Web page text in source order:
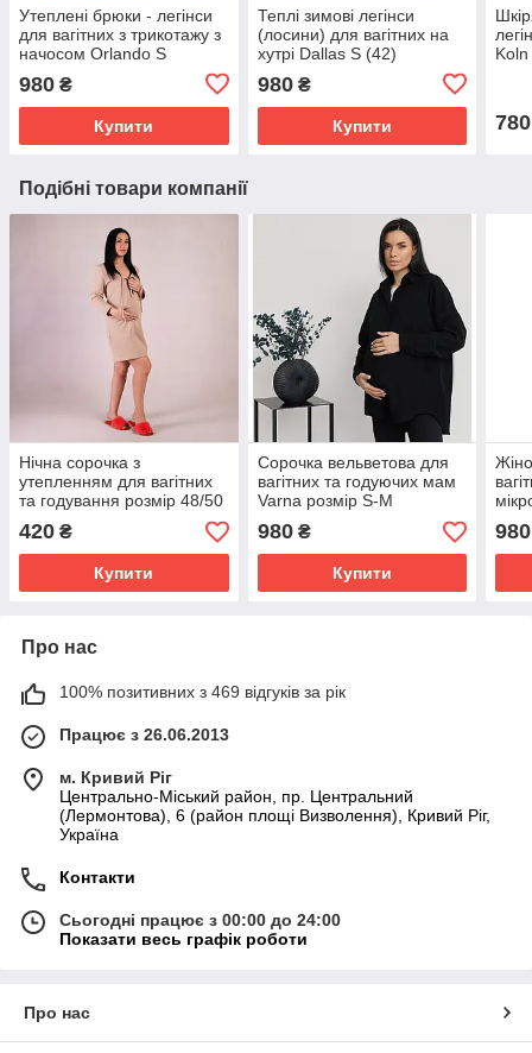
Утеплені брюки - легінси
для вагітних з трикотажу з
начосом Orlando S
980 ₴
Купити
Теплі зимові легінси
(лосини) для вагітних на
хутрі Dallas S (42)
980₴
Купити 780
Подібні товари компанії
Нічна сорочка з
утепленням для вагітних
та годування розмір 48/50
(L/XL) Крапелька Tiana
Бежевий
420 ₴
Купити
Сорочка вельветова для
вагітних та годуючих мам
Varna розмір S-М
Lullababe Чорний
980₴
Купити
980
Про нас
100% позитивних з 469 відгуків за рік
Працює з 26.06.2013
м. Кривий Ріг
Центрально-Міський район, пр. Центральний
(Лермонтова), 6 (район площі Визволення), Кривий Ріг,
Україна
Контакти
Сьогодні працює з 00:00 до 24:00
Показати весь графік роботи
Про нас